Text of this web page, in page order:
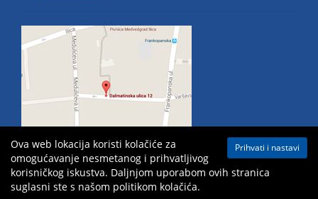
Mapa weba | Sva prava pridržana ©2026 Hrvatska zajednica
Prihvati i nastavi
Ova web lokacija koristi kolačiće za
omogućavanje nesmetanog i prihvatljivog
korisničkog iskustva. Daljnjom uporabom ovih stranica
suglasni ste s našom politikom kolačića.